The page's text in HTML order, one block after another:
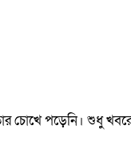
চোখে পড়েনি। শুধু